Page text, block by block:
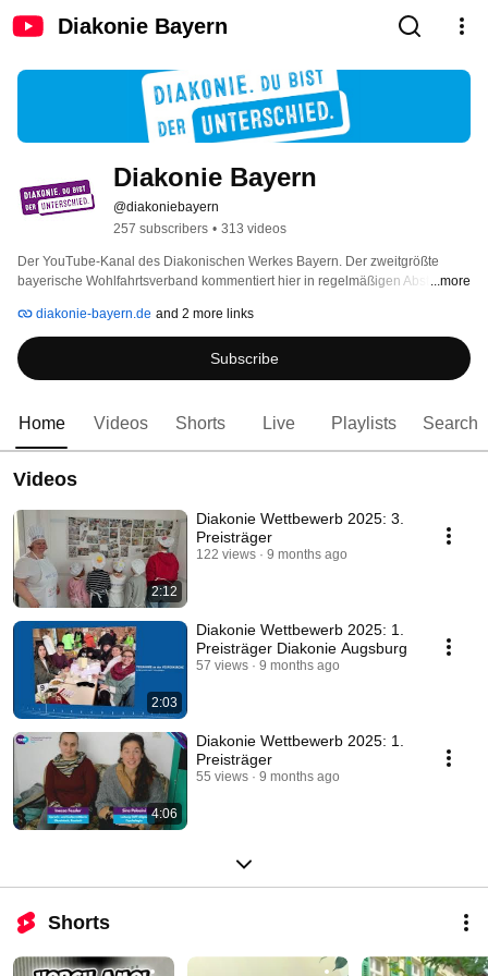
Diakonie Bayern
Diakonie Bayern
@diakoniebayern
257 subscribers • 313 videos
Der YouTube-Kanal des Diakonischen Werkes Bayern. Der zweitgrößte
bayerische Wohlfahrtsverband kommentiert hier in regelmäßigen Abständen
...more
diakonie-bayern.de and 2 more links
Subscribe
Home Videos Shorts Live Playlists Search
Videos
2:12
Diakonie Wettbewerb 2025: 3.
Preisträger
122 views 9 months ago
2:03
Diakonie Wettbewerb 2025: 1.
Preisträger Diakonie Augsburg
57 views 9 months ago
4:06
Diakonie Wettbewerb 2025: 1.
Preisträger
55 views 9 months ago
Shorts